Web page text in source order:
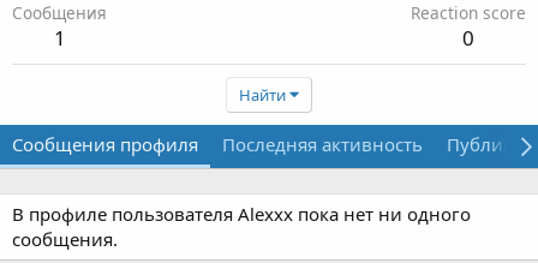
Сообщения
1
Reaction score
0
Найти
Сообщения профиля Последняя активность
В профиле пользователя Alexxx пока нет ни одного
сообщения.